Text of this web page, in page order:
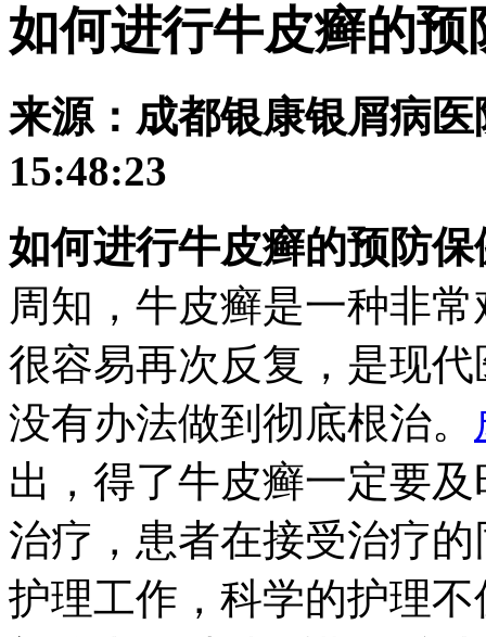
如何进行牛皮癣的预
来源：成都银康银屑病
15:48:23
如何进行牛皮癣的预防保
周知，牛皮癣是一种非
很容易再次反复，是现
没有办法做到彻底根治。
出，得了牛皮癣一定要
治疗，患者在接受治疗
护理工作，科学的护理